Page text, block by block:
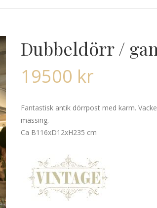
Dubbeldörr /
19500 kr
Fantastisk antik dörrpost med karm.
mässing.
Ca B116xD12xH235 cm